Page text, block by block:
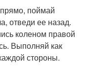
поймай
отведи ее назад.
коленом правой
Выполняй как
стороны.